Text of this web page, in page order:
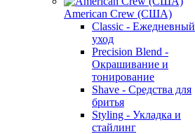
American Crew (США)
Classic - Ежедневный
уход
Precision Blend -
Окрашивание и
тонирование
Shave - Средства для
бритья
Styling - Укладка и
стайлинг